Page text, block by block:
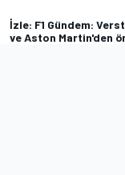
İzle: F1 Gündem:
ve Aston Martin'den